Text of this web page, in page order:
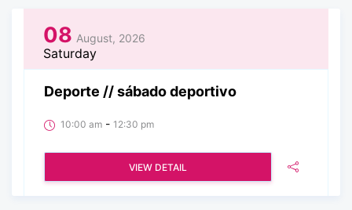
08 August, 2026
Saturday
Deporte // sábado deportivo
10:00 am - 12:30 pm
VIEW DETAIL